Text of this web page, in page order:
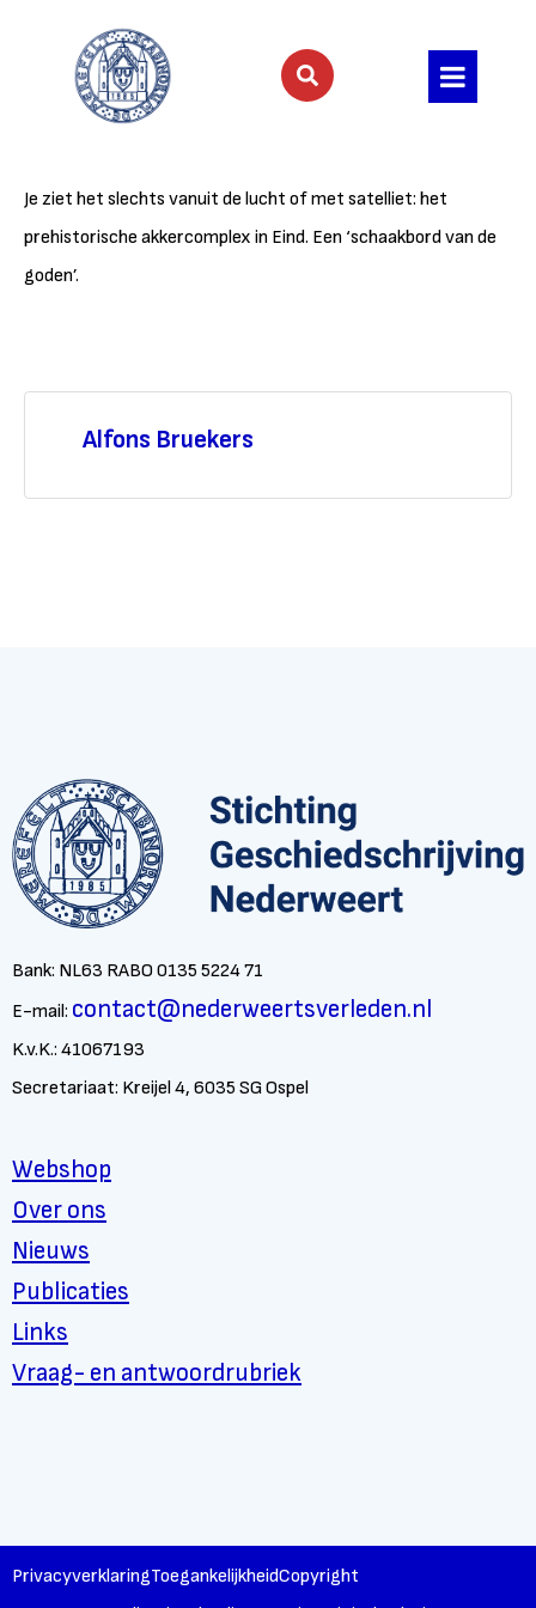
Je ziet het slechts vanuit de lucht of met satelliet: het
prehistorische akkercomplex in Eind. Een ‘schaakbord van de
goden’.
Alfons Bruekers
Bank: NL63 RABO 0135 5224 71
E-mail: contact@nederweertsverleden.nl
K.v.K.: 41067193
Secretariaat: Kreijel 4, 6035 SG Ospel
Webshop
Over ons
Nieuws
Publicaties
Links
Vraag- en antwoordrubriek
PrivacyverklaringToegankelijkheidCopyright